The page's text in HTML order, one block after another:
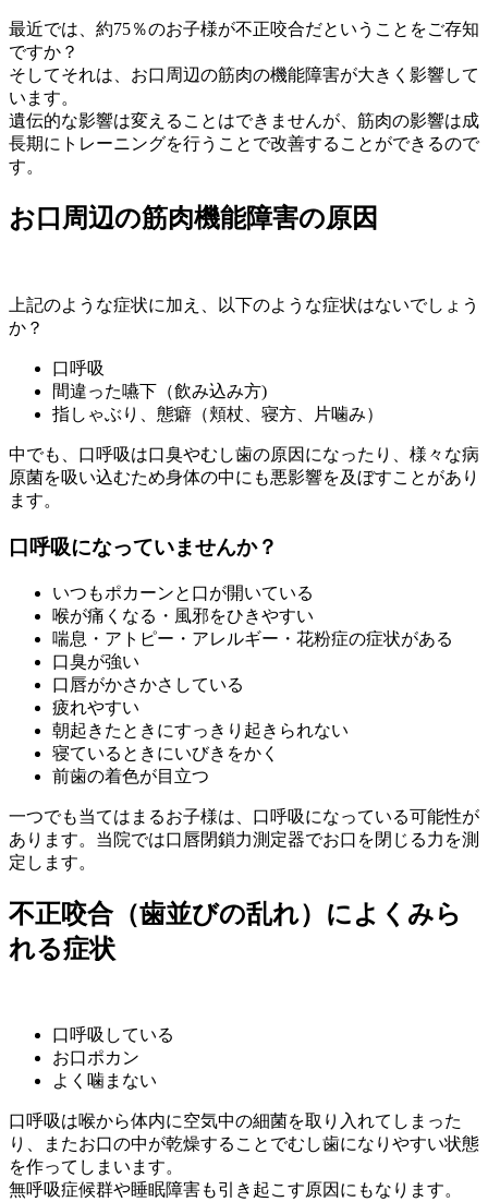
最近では、約75％のお子様が不正咬合だということをご存知
ですか？
そしてそれは、お口周辺の筋肉の機能障害が大きく影響して
います。
遺伝的な影響は変えることはできませんが、筋肉の影響は成
長期にトレーニングを行うことで改善することができるので
す。
お口周辺の筋肉機能障害の原因
上記のような症状に加え、以下のような症状はないでしょう
か？
口呼吸
間違った嚥下（飲み込み方)
指しゃぶり、態癖（頬杖、寝方、片噛み）
中でも、 口呼吸は口臭やむし歯の原因になったり、様々な病
原菌を吸い込むため身体の中にも悪影響を及ぼすことがあり
ます。
口呼吸になっていませんか？
いつもポカーンと口が開いている
喉が痛くなる・風邪をひきやすい
喘息・アトピー・アレルギー・花粉症の症状がある
口臭が強い
口唇がかさかさしている
疲れやすい
朝起きたときにすっきり起きられない
寝ているときにいびきをかく
前歯の着色が目立つ
一つでも当てはまるお子様は、口呼吸になっている可能性が
あります。当院では口唇閉鎖力測定器でお口を閉じる力を測
定します。
不正咬合（歯並びの乱れ）によくみら
れる症状
口呼吸している
お口ポカン
よく噛まない
口呼吸は喉から体内に空気中の細菌を取り入れてしまった
り、またお口の中が乾燥することでむし歯になりやすい状態
を作ってしまいます。
無呼吸症候群や睡眠障害も引き起こす原因にもなります。